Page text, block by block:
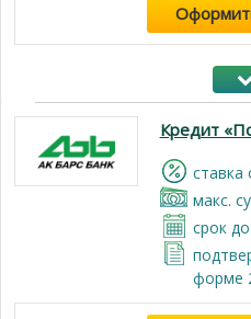
Кредит
cтавка
макс.
срок до
форме